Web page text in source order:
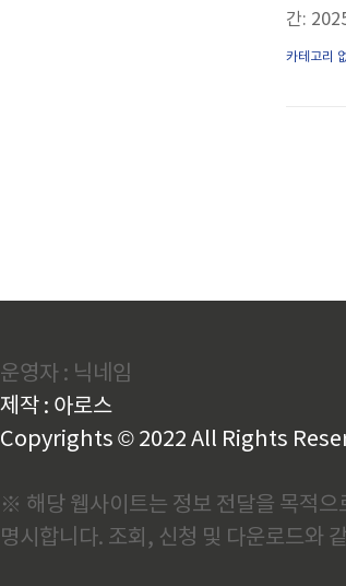
간:
재단 북
카테고리
운영자 : 닉네임
제작 : 아로스
Copyrights © 2022 All Rights
※ 해당 웹사이트는 정보 전달을 목적으
명시합니다. 조회, 신청 및 다운로드와